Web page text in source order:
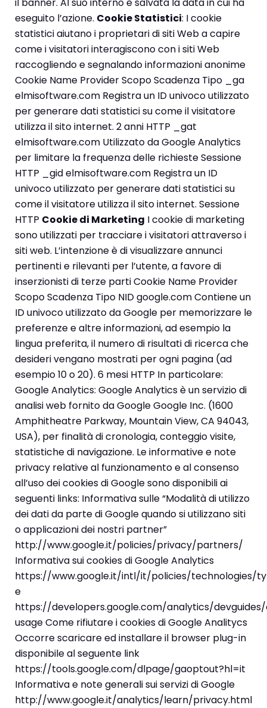
eseguito l’azione. Cookie Statistici: I cookie
statistici aiutano i proprietari di siti Web a capire
come i visitatori interagiscono con i siti Web
raccogliendo e segnalando informazioni anonime
Cookie Name Provider Scopo Scadenza Tipo _ga
elmisoftware.com Registra un ID univoco utilizzato
per generare dati statistici su come il visitatore
utilizza il sito internet. 2 anni HTTP _gat
elmisoftware.com Utilizzato da Google Analytics
per limitare la frequenza delle richieste Sessione
HTTP _gid elmisoftware.com Registra un ID
univoco utilizzato per generare dati statistici su
come il visitatore utilizza il sito internet. Sessione
HTTP Cookie di Marketing I cookie di marketing
sono utilizzati per tracciare i visitatori attraverso i
siti web. L’intenzione è di visualizzare annunci
pertinenti e rilevanti per l’utente, a favore di
inserzionisti di terze partiCookie Name Provider
Scopo Scadenza Tipo NID google.com Contiene un
ID univoco utilizzato da Google per memorizzare le
preferenze e altre informazioni, ad esempio la
lingua preferita, il numero di risultati di ricerca che
desideri vengano mostrati per ogni pagina (ad
esempio 10 o 20). 6 mesi HTTP In particolare:
Google Analytics: Google Analytics è un servizio di
analisi web fornito da Google Google Inc. (1600
Amphitheatre Parkway, Mountain View, CA 94043,
USA), per finalità di cronologia, conteggio visite,
statistiche di navigazione. Le informative e note
privacy relative al funzionamento e al consenso
all’uso dei cookies di Google sono disponibili ai
seguenti links: Informativa sulle “Modalità di utilizzo
dei dati da parte di Google quando si utilizzano siti
o applicazioni dei nostri partner”
http://www.google.it/policies/privacy/partners/
Informativa sui cookies di Google Analytics
https://www.google.it/intl/it/policies/technologies/
e
https://developers.google.com/analytics/
usage Come rifiutare i cookies di Google Analitycs
Occorre scaricare ed installare il browser plug-in
disponibile al seguente link
https://tools.google.com/dlpage/gaoptout?hl=it
Informativa e note generali sui servizi di Google
http://www.google.it/analytics/learn/privacy.html